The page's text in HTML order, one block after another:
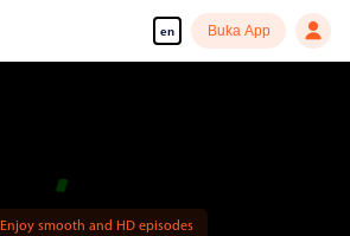
en Buka App
Enjoy smooth and HD episodes